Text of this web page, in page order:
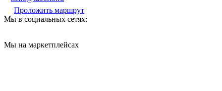
Проложить маршрут
Мы в социальных сетях:
Мы на маркетплейсах